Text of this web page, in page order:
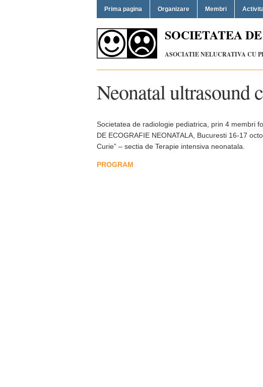
Prima pagina Organizare Membri
SOCIETATEA
ASOCIATIE NELUCRATIVA CU
Neonatal ultrasound
Societatea de radiologie pediatrica, prin 4 membri
DE ECOGRAFIE NEONATALA, Bucuresti 16-17
Curie” – sectia de Terapie intensiva neonatala.
PROGRAM